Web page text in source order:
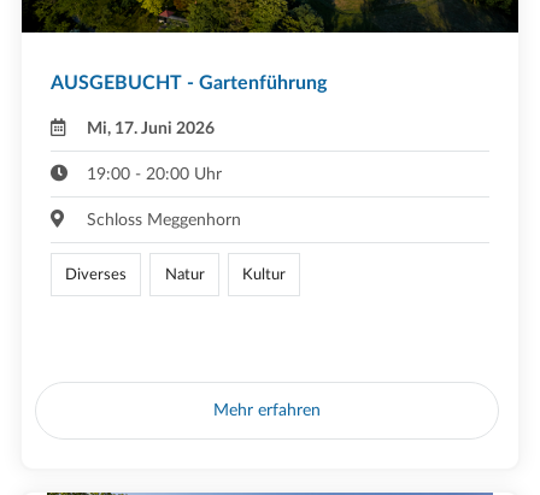
AUSGEBUCHT - Gartenführung
Mi, 17. Juni 2026
19:00 - 20:00 Uhr
Schloss Meggenhorn
Diverses Natur Kultur
Mehr erfahren